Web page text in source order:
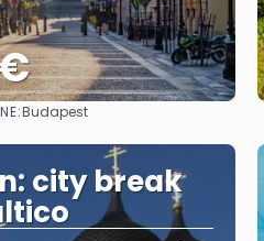
Vedere
Budapest
city break